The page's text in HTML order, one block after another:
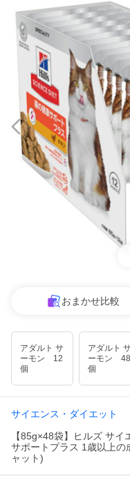
おまかせ比較
アダルト サ
ーモン 12
個
アダルト
ーモン 48
個
サイエンス・ダイエット
【85g×48袋】ヒルズ サ
サポートプラス 1歳以上
ャット)